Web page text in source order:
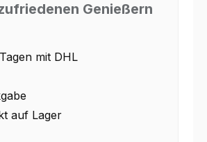
Genießern
mit DHL
auf Lager